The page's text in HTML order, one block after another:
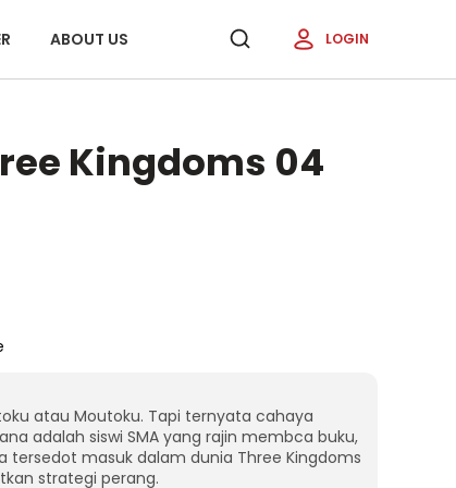
ABOUT US LOGIN
Kingdoms 04
atau Moutoku. Tapi ternyata cahaya
adalah siswi SMA yang rajin membca buku,
tersedot masuk dalam dunia Three Kingdoms
strategi perang.